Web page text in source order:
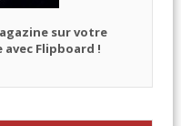
sur votre
Flipboard !